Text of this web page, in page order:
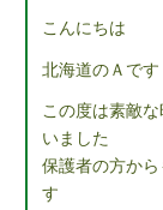
こんにちは
北海道のＡです
この度は素敵
いました
保護者の方か
す